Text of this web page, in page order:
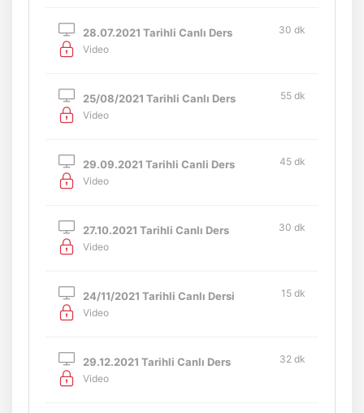
28.07.2021 Tarihli Canlı Ders
Video
30 dk
25/08/2021 Tarihli Canlı Ders
Video
55 dk
29.09.2021 Tarihli Canli Ders
Video
45 dk
27.10.2021 Tarihli Canlı Ders
Video
30 dk
24/11/2021 Tarihli Canlı Dersi
Video
15 dk
29.12.2021 Tarihli Canlı Ders
Video
32 dk